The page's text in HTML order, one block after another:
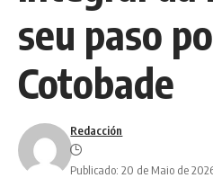
seu paso
Cotobade
Redacción
Publicado: 20 de Maio de